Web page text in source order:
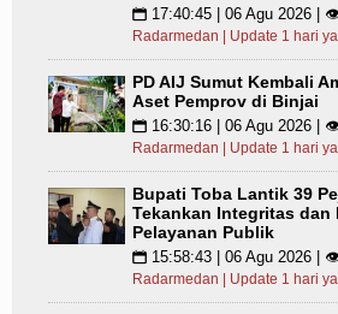
📅 17:40:45 | 06 Agu 2026 |
Radarmedan | Update 1 hari
PD AIJ Sumut Kembali
Aset Pemprov di Binjai
📅 16:30:16 | 06 Agu 2026 |
Radarmedan | Update 1 hari
Bupati Toba Lantik 39
Tekankan Integritas dan
Pelayanan Publik
📅 15:58:43 | 06 Agu 2026 |
Radarmedan | Update 1 hari